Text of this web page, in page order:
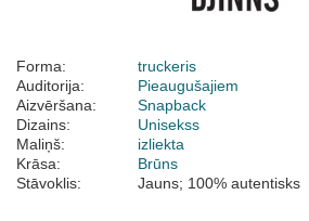
Forma:
truckeris
Auditorija:
Pieaugušajiem
Aizvēršana:
Snapback
Dizains:
Unisekss
Maliņš:
izliekta
Krāsa:
Brūns
Stāvoklis:
Jauns; 100% autentisks